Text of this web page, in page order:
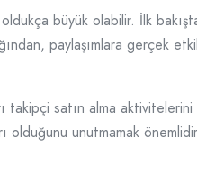
büyük olabilir. İlk
paylaşımlara gerçek
takipçi satın alma
olduğunu unutmamak